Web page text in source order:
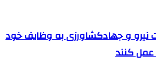
نیرو و جهادکشاورزی به وظایف خود
عمل کنند